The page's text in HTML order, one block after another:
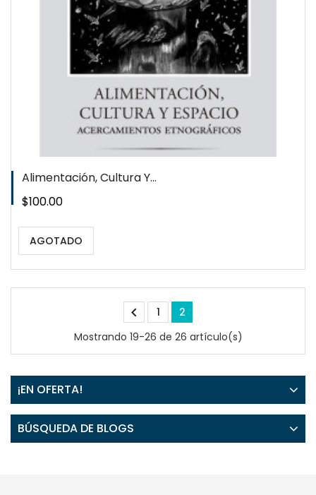
Alimentación, Cultura Y...
Precio
$100.00
AGOTADO
 1
2
Mostrando 19-26 de 26 artículo(s)
¡EN OFERTA!
BÚSQUEDA DE BLOGS